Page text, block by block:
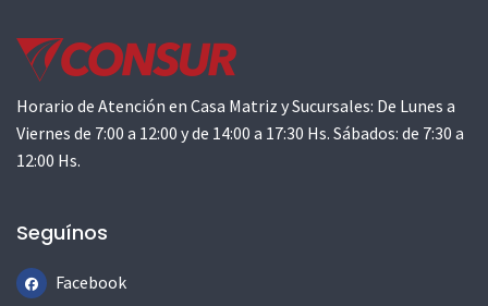
Horario de Atención en Casa Matriz y Sucursales: De Lunes a
Viernes de 7:00 a 12:00 y de 14:00 a 17:30 Hs. Sábados: de 7:30 a
12:00 Hs.
Seguínos
Facebook